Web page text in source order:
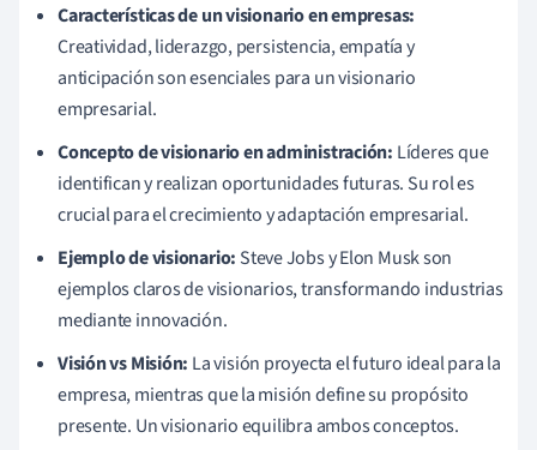
Características de un visionario en empresas:
Creatividad, liderazgo, persistencia, empatía y
anticipación son esenciales para un visionario
empresarial.
Concepto de visionario en administración: Líderes que
identifican y realizan oportunidades futuras. Su rol es
crucial para el crecimiento y adaptación empresarial.
Ejemplo de visionario: Steve Jobs y Elon Musk son
ejemplos claros de visionarios, transformando industrias
mediante innovación.
Visión vs Misión: La visión proyecta el futuro ideal para la
empresa, mientras que la misión define su propósito
presente. Un visionario equilibra ambos conceptos.